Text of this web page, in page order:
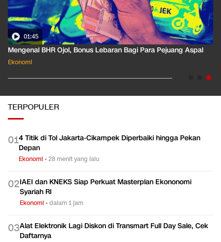
01:45
Mengenal BHR Ojol, Bonus Lebaran Bagi Para Pejuang Aspal
Ekonomi
TERPOPULER
014 Titik di Tol Jakarta-Cikampek Diperbaiki hingga Pekan
Depan
Ekonomi •28 menit yang lalu
02IAEI dan KNEKS Siap Perkuat Masterplan Ekononomi
Syariah RI
Ekonomi •dalam 1 jam
03Alat Elektronik Lagi Diskon di Transmart Full Day Sale, Cek
Daftarnya